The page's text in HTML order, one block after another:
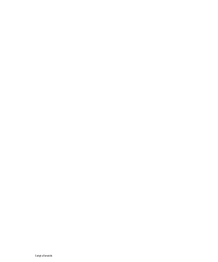
Satışta Esneklik